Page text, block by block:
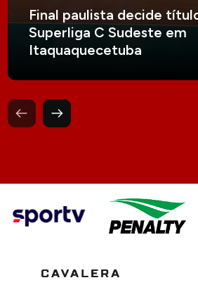
Final paulista decide
Superliga C Sudeste em
Itaquaquecetuba